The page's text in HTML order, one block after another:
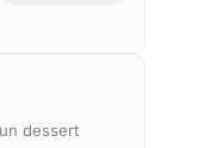
dessert